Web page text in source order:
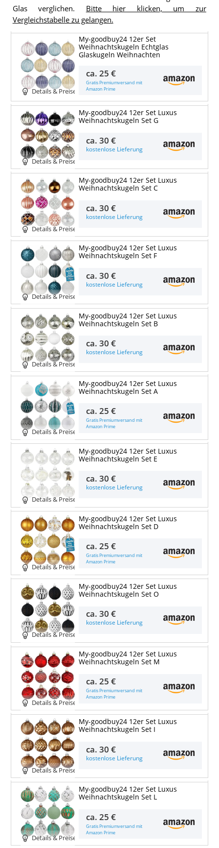
Glas verglichen. Bitte hier klicken, um zur
Vergleichstabelle zu gelangen.
Details & Preise
My-goodbuy24 12er Set
Weihnachtskugeln Echtglas
Glaskugeln Weihnachten
ca.25 €
Gratis Premiumversand mit
Amazon Prime
Details & Preise
My-goodbuy24 12er Set Luxus
Weihnachtskugeln Set G
ca.30 €
kostenlose Lieferung
Details & Preise
My-goodbuy24 12er Set Luxus
Weihnachtskugeln Set C
ca.30 €
kostenlose Lieferung
Details & Preise
My-goodbuy24 12er Set Luxus
Weihnachtskugeln Set F
ca.30 €
kostenlose Lieferung
Details & Preise
My-goodbuy24 12er Set Luxus
Weihnachtskugeln Set B
ca.30 €
kostenlose Lieferung
Details & Preise
My-goodbuy24 12er Set Luxus
Weihnachtskugeln Set A
ca.25 €
Gratis Premiumversand mit
Amazon Prime
Details & Preise
My-goodbuy24 12er Set Luxus
Weihnachtskugeln Set E
ca.30 €
kostenlose Lieferung
Details & Preise
My-goodbuy24 12er Set Luxus
Weihnachtskugeln Set D
ca.25 €
Gratis Premiumversand mit
Amazon Prime
Details & Preise
My-goodbuy24 12er Set Luxus
Weihnachtskugeln Set O
ca.30 €
kostenlose Lieferung
Details & Preise
My-goodbuy24 12er Set Luxus
Weihnachtskugeln Set M
ca.25 €
Gratis Premiumversand mit
Amazon Prime
Details & Preise
My-goodbuy24 12er Set Luxus
Weihnachtskugeln Set I
ca.30 €
kostenlose Lieferung
Details & Preise
My-goodbuy24 12er Set Luxus
Weihnachtskugeln Set L
ca.25 €
Gratis Premiumversand mit
Amazon Prime